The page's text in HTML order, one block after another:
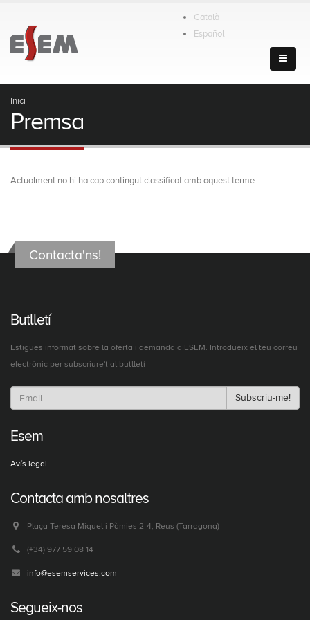
Català
Español
Inici
Premsa
Actualment no hi ha cap contingut classificat amb aquest terme.
Contacta'ns!
Butlletí
Estigues informat sobre la oferta i demanda a ESEM. Introdueix el teu correu
electrònic per subscriure't al butlletí
Subscriu-me!
Esem
Avís legal
Contacta amb nosaltres
Plaça Teresa Miquel i Pàmies 2-4, Reus (Tarragona)
(+34) 977 59 08 14
info@esemservices.com
Segueix-nos